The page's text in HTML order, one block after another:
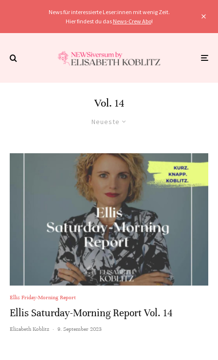
News für interessierte Leser:innen mit wenig Zeit.
Hier findest du das News-Crew Abo!
Vol. 14
Neueste
Ellis Friday-Morning Report
Ellis Saturday-Morning Report Vol. 14
Elisabeth Koblitz · 9. September 2023